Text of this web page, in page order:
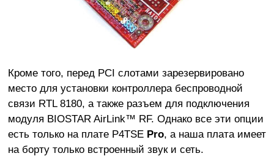
Кроме того, перед PCI слотами зарезервировано
место для установки контроллера беспроводной
связи RTL 8180, а также разъем для подключения
модуля BIOSTAR AirLink™ RF. Однако все эти опции
есть только на плате P4TSE Pro, а наша плата имеет
на борту только встроенный звук и сеть.